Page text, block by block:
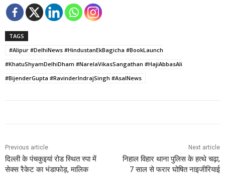
TAGS
#Alipur #DelhiNews #HindustanEkBagicha #BookLaunch
#KhatuShyamDelhiDham #NarelaVikasSangathan #HajiAbbasAli
#BijenderGupta #RavinderIndrajSingh #AsalNews
Previous article
दिल्ली के पंचकुइयां रोड स्थित स्पा में
सेक्स रैकेट का भंडाफोड़, मालिक
Next article
निहाल विहार थाना पुलिस के हत्थे चढ़ा,
7 साल से फरार घोषित नाइजीरियाई